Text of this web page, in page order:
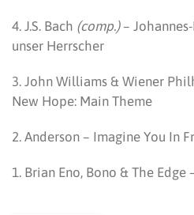
4. J.S. Bach (comp.)–
unser Herrscher
3. John Williams & Wiener
New Hope: Main Theme
2. Anderson – Imagine You In
1. Brian Eno, Bono & The Edge